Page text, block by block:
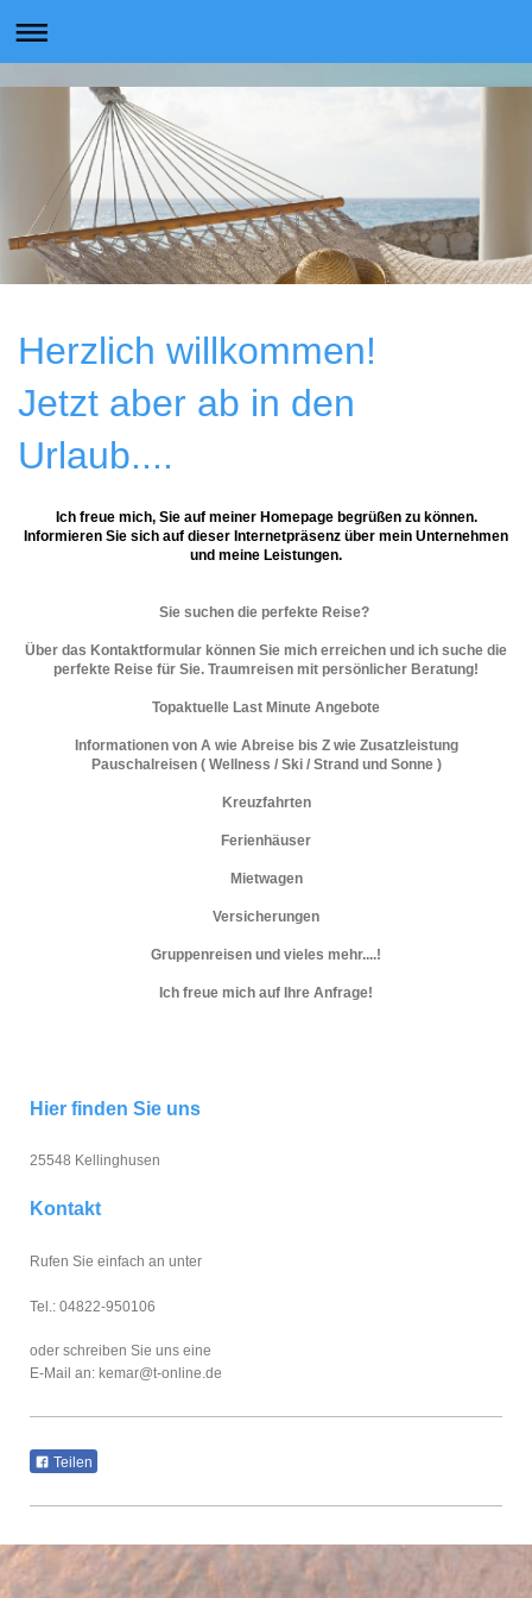
Herzlich willkommen!
Jetzt aber ab in den
Urlaub....
Ich freue mich, Sie auf meiner Homepage begrüßen zu können.
Informieren Sie sich auf dieser Internetpräsenz über mein Unternehmen
und meine Leistungen.
Sie suchen die perfekte Reise?
Über das Kontaktformular können Sie mich erreichen und ich suche die
perfekte Reise für Sie. Traumreisen mit persönlicher Beratung!
Topaktuelle Last Minute Angebote
Informationen von A wie Abreise bis Zwie Zusatzleistung
Pauschalreisen ( Wellness / Ski / Strand und Sonne )
Kreuzfahrten
Ferienhäuser
Mietwagen
Versicherungen
Gruppenreisen und vieles mehr....!
Ich freue mich auf Ihre Anfrage!
Hier finden Sie uns
25548 Kellinghusen
Kontakt
Rufen Sie einfach an unter
Tel.: 04822-950106
oder schreiben Sie uns eine
E-Mail an: kemar@t-online.de
Teilen